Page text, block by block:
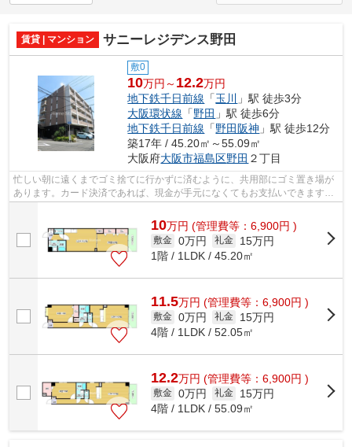
賃貸 | マンション サニーレジデンス野田
敷0
10万円～ 12.2万円
地下鉄千日前線 「玉川
」駅 徒歩3分
大阪環状線 「野田 」駅 徒歩6分
地下鉄千日前線 「野田阪神 」駅 徒歩12分
築17年 / 45.20㎡～55.09㎡
大阪府大阪市福島区野田 ２丁目
忙しい朝に遠くまでゴミ捨てに行かずに済むように、共用部にゴミ置き場が
あります。カード決済であれば、現金が手元になくてもお支払いできます。
10万円 (管理費等：6,900円 )
敷金 0万円 礼金
15万円
1階 / 1LDK / 45.20㎡
11.5万円 (管理費等：6,900円 )
敷金 0万円 礼金
15万円
4階 / 1LDK / 52.05㎡
12.2万円 (管理費等：6,900円 )
敷金 0万円 礼金
15万円
4階 / 1LDK / 55.09㎡